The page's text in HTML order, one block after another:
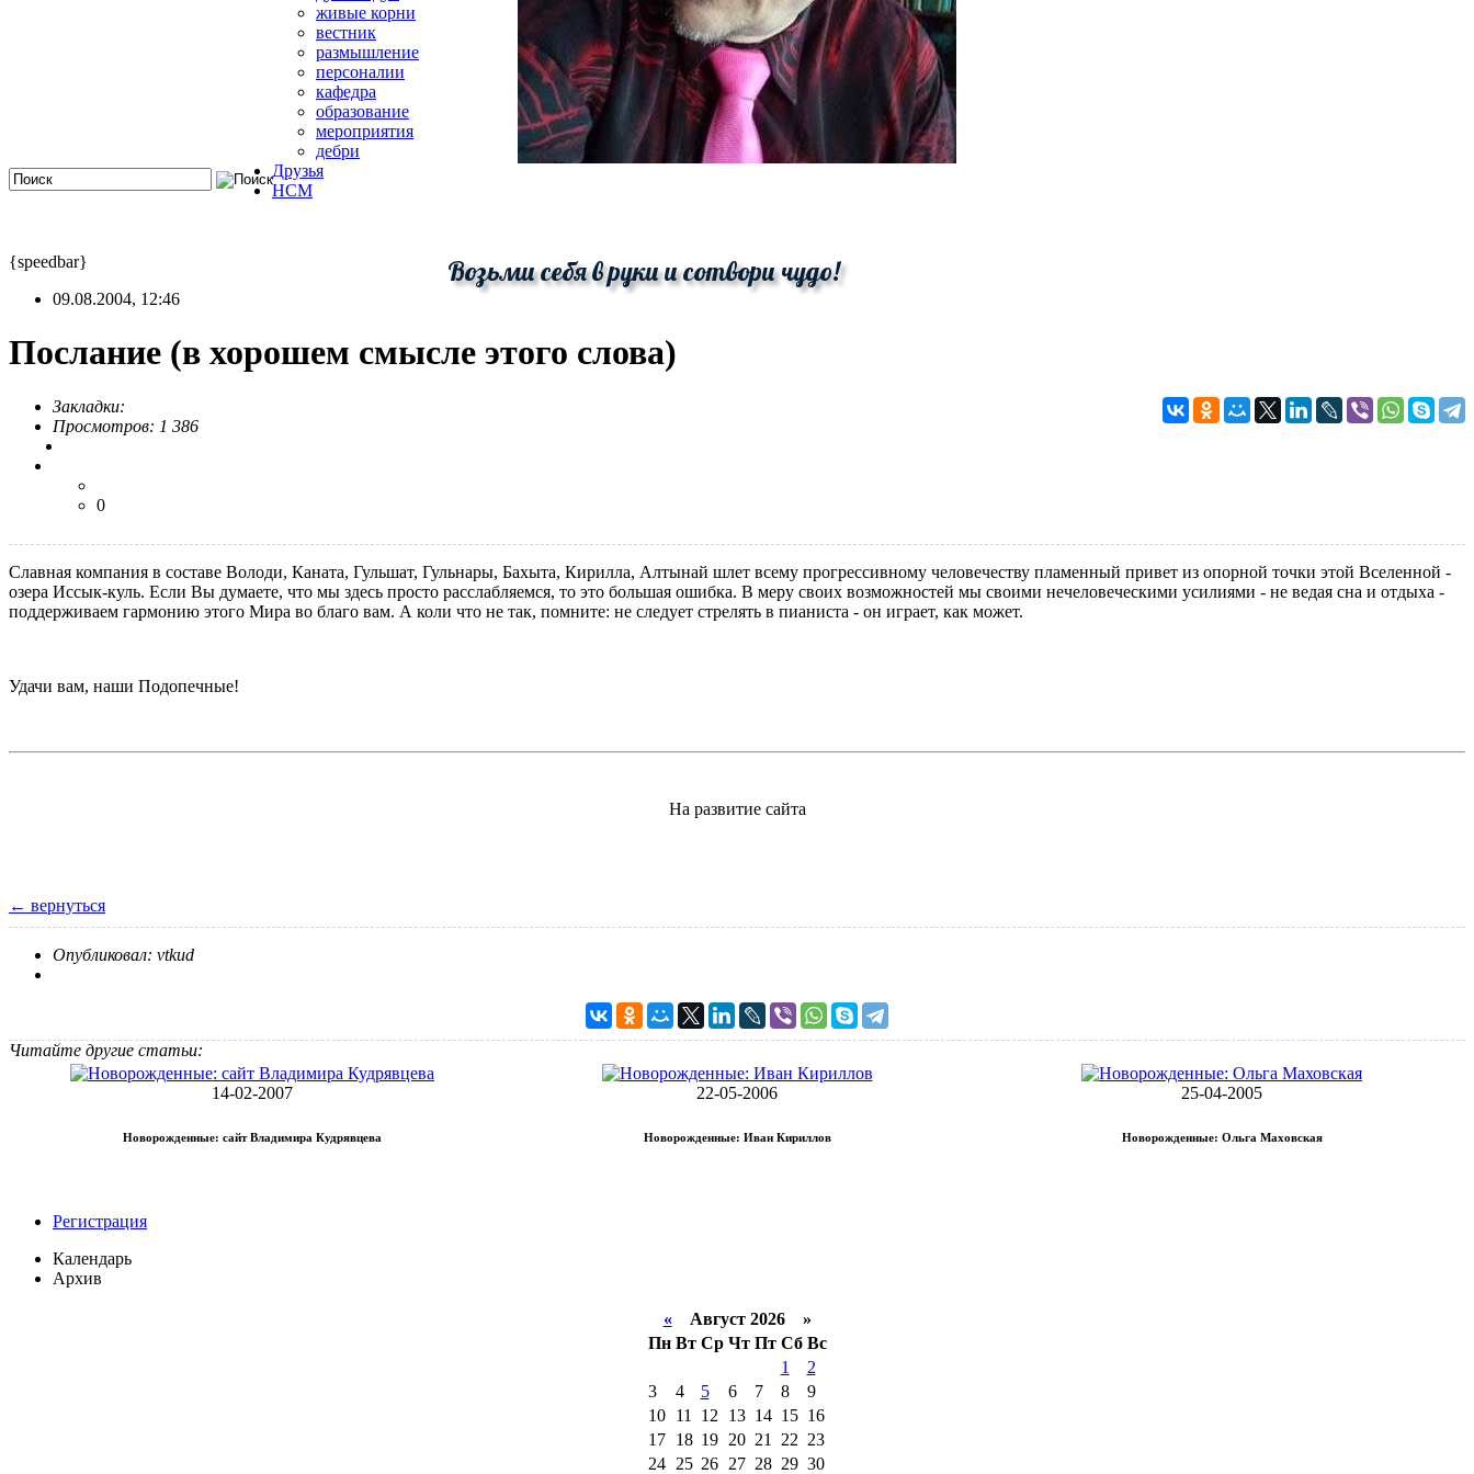
Возьми себя в руки и сотвори чудо!
живые корни
вестник
размышление
персоналии
кафедра
образование
мероприятия
дебри
Друзья
HCM
{speedbar}
09.08.2004, 12:46
Послание (в хорошем смысле этого слова)
Закладки:
Просмотров: 1 386
0
Славная компания в составе Володи, Каната, Гульшат, Гульнары, Бахыта, Кирилла, Алтынай шлет всему прогрессивному человечеству пламенный привет из опорной точки этой Вселенной -
озера Иссык-куль. Если Вы думаете, что мы здесь просто расслабляемся, то это большая ошибка. В меру своих возможностей мы своими нечеловеческими усилиями - не ведая сна и отдыха -
поддерживаем гармонию этого Мира во благо вам. А коли что не так, помните: не следует стрелять в пианиста - он играет, как может.
Удачи вам, наши Подопечные!
На развитие сайта
← вернуться
Опубликовал: vtkud
Читайте другие статьи:
14-02-2007
Новорожденные: сайт Владимира Кудрявцева
22-05-2006
Новорожденные: Иван Кириллов
25-04-2005
Новорожденные: Ольга Маховская
Регистрация
Календарь
Архив
«Август 2026 »
Пн Вт Ср Чт Пт Сб Вс
1
2
3
4 5 6 7 8
9
10
11 12 13 14 15 16
17
18 19 20 21 22 23
24
25 26 27 28 29 30